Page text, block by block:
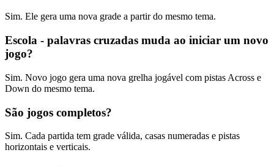
Sim. Ele gera uma nova grade a partir do mesmo tema.
Escola - palavras cruzadas muda ao iniciar um novo
jogo?
Sim. Novo jogo gera uma nova grelha jogável com pistas Across e
Down do mesmo tema.
São jogos completos?
Sim. Cada partida tem grade válida, casas numeradas e pistas
horizontais e verticais.